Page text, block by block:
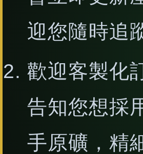
迎您隨時追
歡迎客製化
告知您想採
手原礦，精